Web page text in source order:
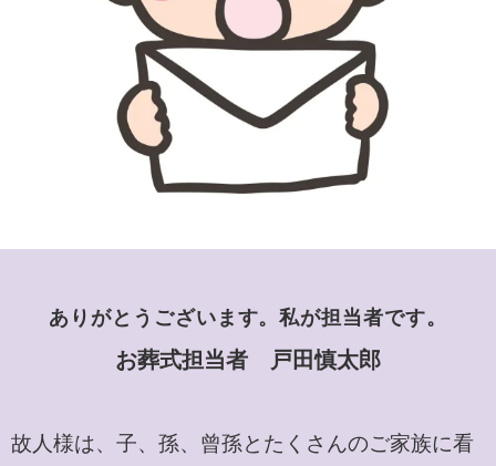
ありがとうございます。私が担当者です。
お葬式担当者 戸田慎太郎
故人様は、子、孫、曾孫とたくさんのご家族に看